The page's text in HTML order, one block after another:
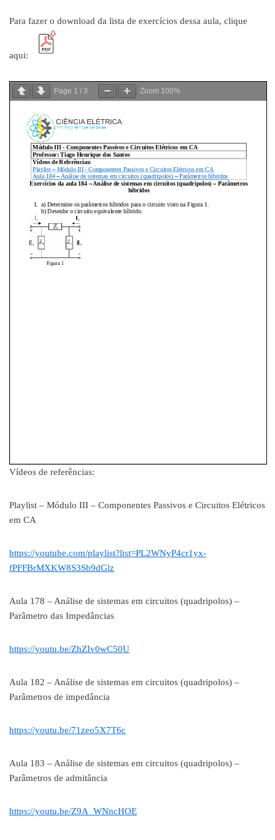
Para fazer o download da lista de exercícios dessa aula, clique
aqui:
Page 1 / 3 Zoom 100%
Vídeos de referências:
Playlist – Módulo III – Componentes Passivos e Circuitos Elétricos
em CA
https://youtube.com/playlist?list=PL2WNyP4cr1yx-
fPFFBrMXKW8S3Sb9dGlz
Aula 178 – Análise de sistemas em circuitos (quadripolos) –
Parâmetro das Impedâncias
https://youtu.be/ZhZIv0wC50U
Aula 182 – Análise de sistemas em circuitos (quadripolos) –
Parâmetros de impedância
https://youtu.be/71zeo5X7T6c
Aula 183 – Análise de sistemas em circuitos (quadripolos) –
Parâmetros de admitância
https://youtu.be/Z9A_WNncHOE